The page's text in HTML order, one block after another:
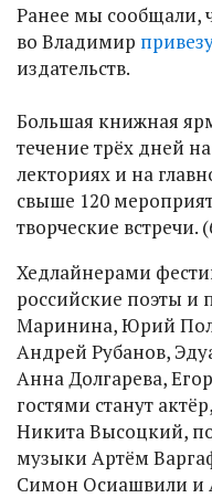
Ранее мы сообщали,
во Владимир
издательств.
Большая книжная
течение трёх дней
лекториях и на
свыше 120
творческие встречи.
Хедлайнерами
российские поэты и
Маринина, Юрий
Андрей Рубанов,
Анна Долгарева,
гостями станут
Никита Высоцкий,
музыки Артём
Симон Осиашвили и